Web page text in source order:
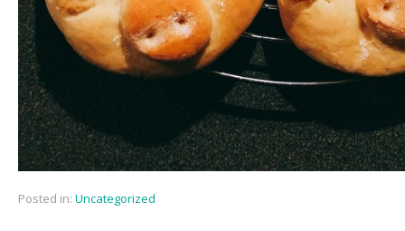
Posted in: Uncategorized